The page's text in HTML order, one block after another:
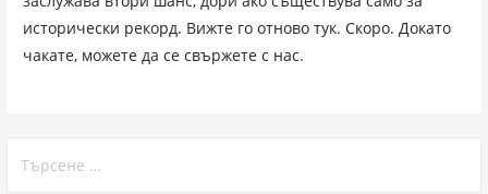
исторически рекорд. Вижте го отново тук. Скоро. Докато
чакате, можете да се свържете с нас.
за: